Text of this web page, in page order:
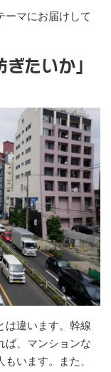
ーマにお届けして
たいか」
は違います。幹線
ば、マンションな
います。また、